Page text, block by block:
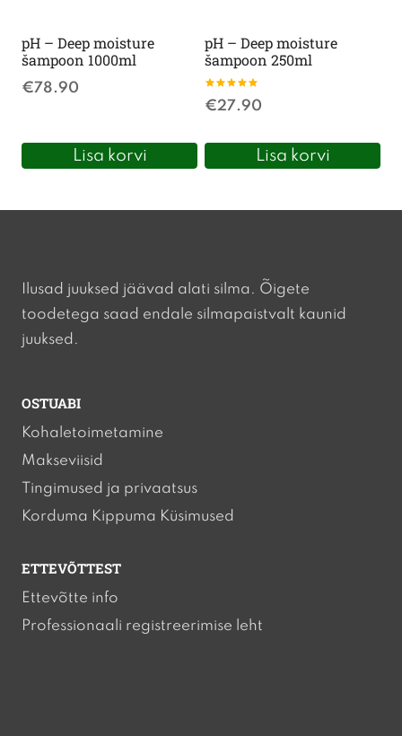
pH – Deep moisture
šampoon 1000ml
€78.90
Lisa korvi
pH – Deep moisture
šampoon 250ml
Hinnanguga
5.00
€27.90
Lisa korvi
Ilusad juuksed jäävad alati silma. Õigete
toodetega saad endale silmapaistvalt kaunid
juuksed.
OSTUABI
Kohaletoimetamine
Makseviisid
Tingimused ja privaatsus
Korduma Kippuma Küsimused
ETTEVÕTTEST
Ettevõtte info
Professionaali registreerimise leht